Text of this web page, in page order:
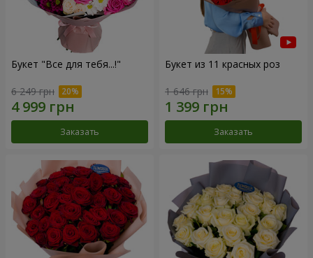
Букет "Все для тебя...!"
6 249 грн
Заказать
Букет из 11 красных роз
1 646 грн
Заказать